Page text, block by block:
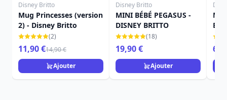
Disney Britto
Mug Princesses (version
2) - Disney Britto
(2)
11,90 €14,90 €
Ajouter
Disney Britto
MINI BÉBÉ PEGASUS -
DISNEY BRITTO
(18)
19,90 €
Ajouter